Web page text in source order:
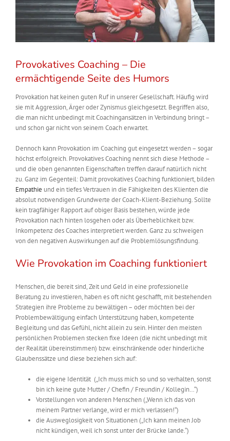
Provokatives Coaching – Die
ermächtigende Seite des Humors
Provokation hat keinen guten Ruf in unserer Gesellschaft. Häufig wird
sie mit Aggression, Ärger oder Zynismus gleichgesetzt. Begriffen also,
die man nicht unbedingt mit Coachingansätzen in Verbindung bringt –
und schon gar nicht von seinem Coach erwartet.
Dennoch kann Provokation im Coaching gut eingesetzt werden – sogar
höchst erfolgreich. Provokatives Coaching nennt sich diese Methode –
und die oben genannten Eigenschaften treffen darauf natürlich nicht
zu. Ganz im Gegenteil: Damit provokatives Coaching funktioniert, bilden
Empathie und ein tiefes Vertrauen in die Fähigkeiten des Klienten die
absolut notwendigen Grundwerte der Coach-Klient-Beziehung.Sollte
kein tragfähiger Rapport auf obiger Basis bestehen, würde jede
Provokation nach hinten losgehen oder als Überheblichkeit bzw.
Inkompetenz des Coaches interpretiert werden. Ganz zu schweigen
von den negativen Auswirkungen auf die Problemlösungsfindung.
Wie Provokation im Coaching funktioniert
Menschen, die bereit sind, Zeit und Geld in eine professionelle
Beratung zu investieren, haben es oft nicht geschafft, mit bestehenden
Strategien ihre Probleme zu bewältigen – oder möchten bei der
Problembewältigung einfach Unterstützung haben, kompetente
Begleitung und das Gefühl, nicht allein zu sein. Hinter den meisten
persönlichen Problemen stecken fixe Ideen (die nicht unbedingt mit
der Realität übereinstimmen) bzw. einschränkende oder hinderliche
Glaubenssätze und diese beziehen sich auf:
die eigene Identität („Ich muss mich so und so verhalten, sonst
bin ich keine gute Mutter / Chefin / Freundin / Kollegin…“)
Vorstellungen von anderen Menschen („Wenn ich das von
meinem Partner verlange, wird er mich verlassen!“)
die Ausweglosigkeit von Situationen („Ich kann meinen Job
nicht kündigen, weil ich sonst unter der Brücke lande.“)